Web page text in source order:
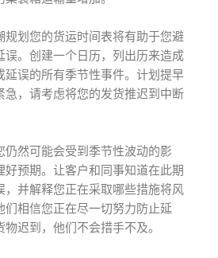
规划您的货运时间表将有助于您避
误。创建一个日历，列出历来造成
延误的所有季节性事件。计划提早
急，请考虑将您的发货推迟到中断
仍然可能会受到季节性波动的影
好预期。让客户和同事知道在此期
，并解释您正在采取哪些措施将风
们相信您正在尽一切努力防止延
迟到，他们不会措手不及。